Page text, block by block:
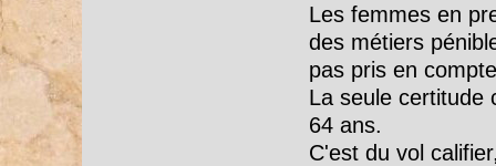
Les femmes en
des métiers
pas pris en
La seule certitude
64 ans.
C'est du vol